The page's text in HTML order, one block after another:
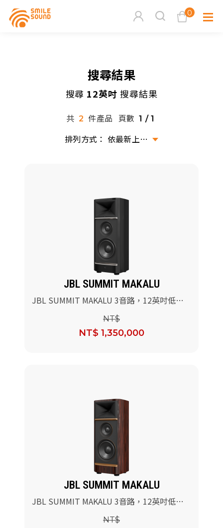
0
請選擇商品分類
搜尋
搜尋結果
搜尋 12英吋 搜尋結果
共 2 件產品 頁數 1 / 1
依最新上架排序
JBL SUMMIT MAKALU
JBL SUMMIT MAKALU 3音路，12英吋低音
參考級落地式喇叭(黑色高亮烤漆)
NT$
NT$ 1,350,000
JBL SUMMIT MAKALU
JBL SUMMIT MAKALU 3音路，12英吋低音
參考級落地式喇叭(烏木高光木皮)
NT$